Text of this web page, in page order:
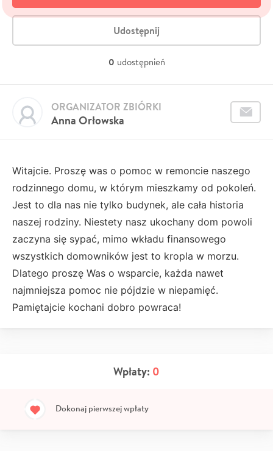
Udostępnij
0 udostępnień
Anna Orłowska
ORGANIZATOR ZBIÓRKI
Witajcie. Proszę was o pomoc w remoncie naszego
rodzinnego domu, w którym mieszkamy od pokoleń.
Jest to dla nas nie tylko budynek, ale cała historia
naszej rodziny. Niestety nasz ukochany dom powoli
zaczyna się sypać, mimo wkładu finansowego
wszystkich domowników jest to kropla w morzu.
Dlatego proszę Was o wsparcie, każda nawet
najmniejsza pomoc nie pójdzie w niepamięć.
Pamiętajcie kochani dobro powraca!
Wpłaty: 0
Dokonaj pierwszej wpłaty